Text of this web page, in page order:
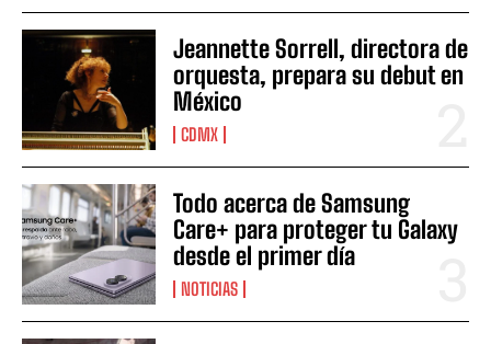
Jeannette Sorrell, directora de
orquesta, prepara su debut en
México
CDMX
Todo acerca de Samsung
Care+ para proteger tu Galaxy
desde el primer día
NOTICIAS